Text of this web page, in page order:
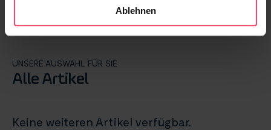
Ablehnen
zum Klick
UNSERE AUSWAHL FÜR SIE
Alle Artikel
Keine weiteren Artikel verfügbar.